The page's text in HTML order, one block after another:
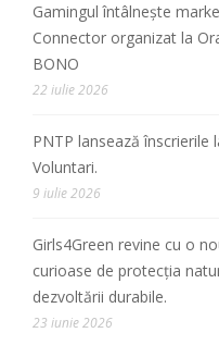
Gamingul întâlnește
Connector organizat la
BONO
22 iulie 2026
PNTP lansează
Voluntari.
9 iulie 2026
Girls4Green revine cu o
curioase de protecția
dezvoltării durabile.
23 iunie 2026